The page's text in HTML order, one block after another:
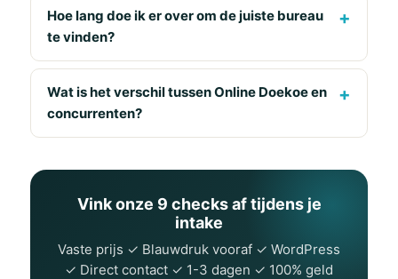
Hoe lang doe ik er over om de juiste bureau
te vinden?
Wat is het verschil tussen Online Doekoe en
concurrenten?
Vink onze 9 checks af tijdens je
intake
Vaste prijs ✓ Blauwdruk vooraf ✓ WordPress
✓ Direct contact ✓ 1-3 dagen ✓ 100% geld